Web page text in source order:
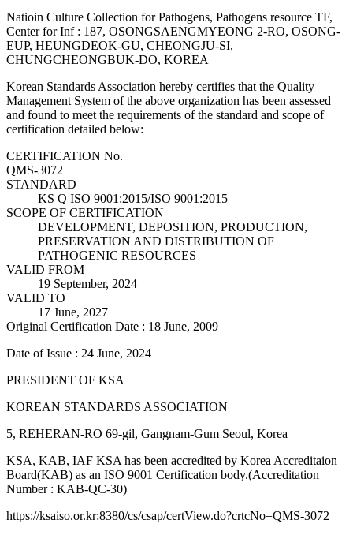
Natioin Culture Collection for Pathogens, Pathogens resource TF,
Center for Inf : 187, OSONGSAENGMYEONG 2-RO, OSONG-
EUP, HEUNGDEOK-GU, CHEONGJU-SI,
CHUNGCHEONGBUK-DO, KOREA
Korean Standards Association hereby certifies that the Quality
Management System of the above organization has been assessed
and found to meet the requirements of the standard and scope of
certification detailed below:
CERTIFICATION No.
QMS-3072
STANDARD
KS Q ISO 9001:2015/ISO 9001:2015
SCOPE OF CERTIFICATION
DEVELOPMENT, DEPOSITION, PRODUCTION,
PRESERVATION AND DISTRIBUTION OF
PATHOGENIC RESOURCES
VALID FROM
19 September, 2024
VALID TO
17 June, 2027
Original Certification Date : 18 June, 2009
Date of Issue : 24 June, 2024
PRESIDENT OF KSA
KOREAN STANDARDS ASSOCIATION
5, REHERAN-RO 69-gil, Gangnam-Gum Seoul, Korea
KSA, KAB, IAF KSA has been accredited by Korea Accreditaion
Board(KAB) as an ISO 9001 Certification body.(Accreditation
Number : KAB-QC-30)
https://ksaiso.or.kr:8380/cs/csap/certView.do?crtcNo=QMS-3072